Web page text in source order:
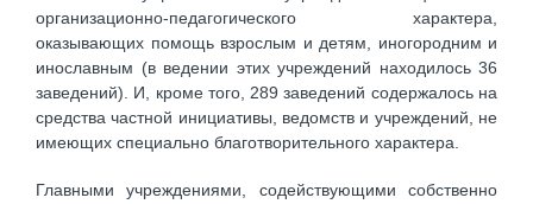
организационно-педагогического характера,
оказывающих помощь взрослым и детям, иногородним и
инославным (в ведении этих учреждений находилось 36
заведений). И, кроме того, 289 заведений содержалось на
средства частной инициативы, ведомств и учреждений, не
имеющих специально благотворительного характера.
Главными учреждениями, содействующими собственно